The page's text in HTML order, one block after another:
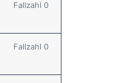
Fallzahl 0
Fallzahl 0